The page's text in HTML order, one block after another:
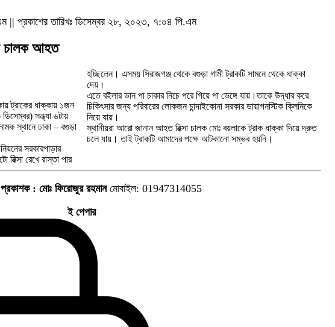
|| প্রকাশের তারিখঃ ডিসেম্বর ২৮, ২০২৩, ৭:০৪ পি.এম
চালক আহত
ট্রাকের ধাক্কায় ১জন
সন্ধ্যা ৬টায়
স্থানে ঢাকা – বগুড়া
সরকারপাড়ার
রিক্সা রেখে রাস্তা পার
হচ্ছিলেন। এসময় সিরাজগঞ্জ থেকে বগুড়া গামী ট্রাকটি সামনে থেকে ধাক্কা
দেয়।
এতে বইলার ডান পা চাকার নিচে পরে গিয়ে পা ভেঙ্গে যায়।তাকে উদ্ধার করে
চিকিৎসার জন্য পরিবারের লোকজন চান্দাইকোনা সরকার ডায়াগনস্টিক ক্লিনিকে
নিয়ে যায়।
স্থানীয়রা আরো জানান আহত রিক্সা চালক মোঃ বয়লাকে ট্রাক ধাক্কা দিয়ে দ্রুত
চলে যায়। তাই ট্রাকটি আমাদের পক্ষে আটকানো সম্ভব হয়নি।
: মোঃ ফিরোজুর রহমানমোবাইল: 01947314055
ই পেপার